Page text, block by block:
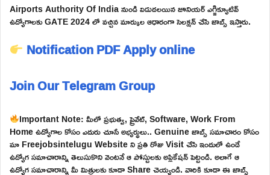
Airports Authority Of India నుండి విడుదలయిన జూనియర్ ఎగ్జిక్యూటివ్
ఉద్యోగాలకు GATE 2024 లో వచ్చిన మార్కుల ఆధారంగా సెలక్షన్ చేసి జాబ్స్ ఇస్తారు.
Notification PDFApply online
Join Our Telegram Group
Important Note: మీలో ప్రభుత్వ, ప్రైవేట్, Software, Work From
Home ఉద్యోగాల కోసం ఎదురు చూసే అభ్యర్థులు.. Genuine జాబ్స్ సమాచారం కోసం
మా Freejobsintelugu Website ని ప్రతి రోజు Visit చేసి ఇందులో ఉండే
ఉద్యోగ సమాచారాన్ని తెలుసుకొని వెంటనే ఆ పోస్టులకు అప్లికేషన్ పెట్టండి. అలాగే ఆ
ఉద్యోగ సమాచారాన్ని మీ మిత్రులకు కూడా Share చెయ్యండి. వారికి కూడా ఈ జాబ్స్